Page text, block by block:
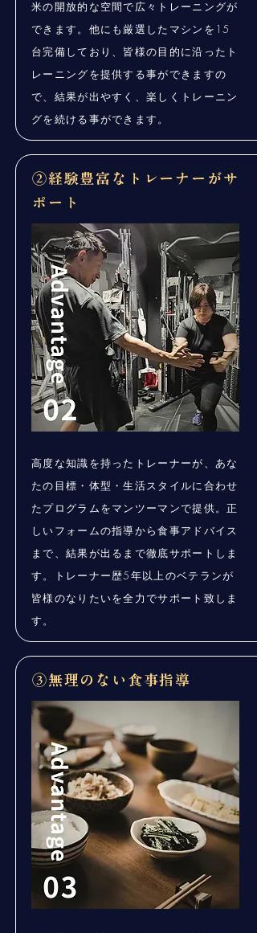
米の開放的な空間で広々トレーニングが
できます。他にも厳選したマシンを15
台完備しており、皆様の目的に沿ったト
レーニングを提供する事ができますの
で、結果が出やすく、楽しくトレーニン
グを続ける事ができます。
​②経験豊富なトレーナーがサ
ポート
高度な知識を持ったトレーナーが、あな
たの目標・体型・生活スタイルに合わせ
たプログラムをマンツーマンで提供。正
しいフォームの指導から食事アドバイス
まで、結果が出るまで徹底サポートしま
す。トレーナー歴5年以上のベテランが
皆様のなりたいを全力でサポート致しま
す。
​③無理のない食事指導